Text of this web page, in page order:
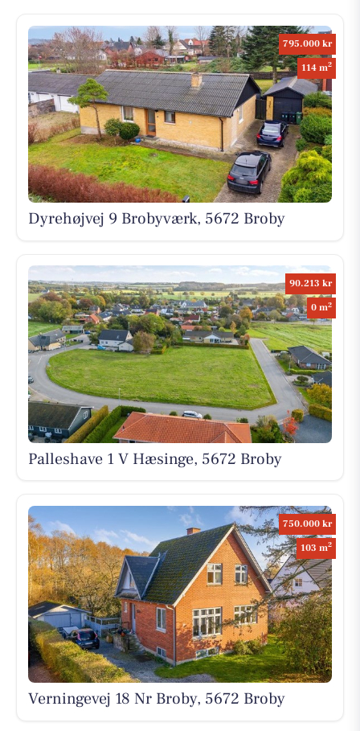
795.000 kr
114 m2
Dyrehøjvej 9 Brobyværk, 5672 Broby
90.213 kr
0 m2
Palleshave 1 V Hæsinge, 5672 Broby
750.000 kr
103 m2
Verningevej 18 Nr Broby, 5672 Broby